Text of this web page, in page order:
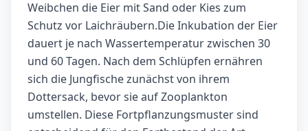
Weibchen die Eier mit Sand oder Kies zum
Schutz vor Laichräubern.Die Inkubation der Eier
dauert je nach Wassertemperatur zwischen 30
und 60 Tagen. Nach dem Schlüpfen ernähren
sich die Jungfische zunächst von ihrem
Dottersack, bevor sie auf Zooplankton
umstellen. Diese Fortpflanzungsmuster sind